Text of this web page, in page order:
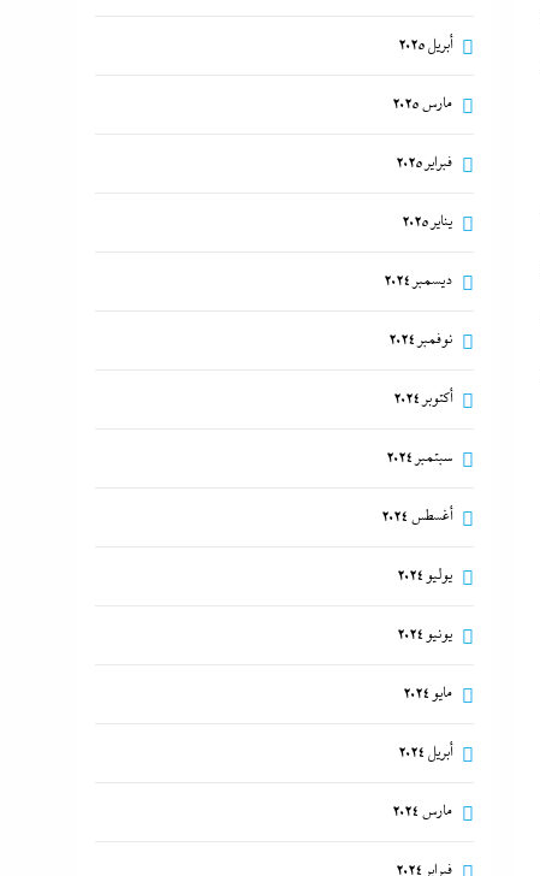
أبريل 2025
مارس 2025
فبراير 2025
يناير 2025
ديسمبر 2024
نوفمبر 2024
أكتوبر 2024
سبتمبر 2024
أغسطس 2024
يوليو 2024
يونيو 2024
مايو 2024
أبريل 2024
مارس 2024
فبراير 2024